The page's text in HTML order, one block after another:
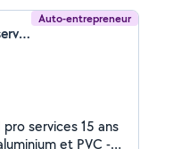
Auto-entrepreneur
Hillal Aguercif (AH pro-service)